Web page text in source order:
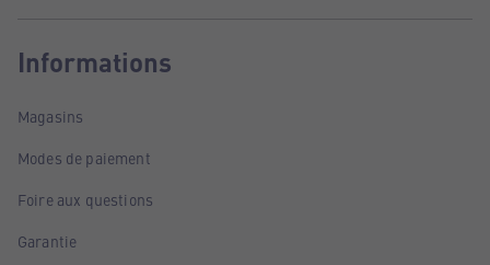
Informations
Magasins
Modes de paiement
Foire aux questions
Garantie